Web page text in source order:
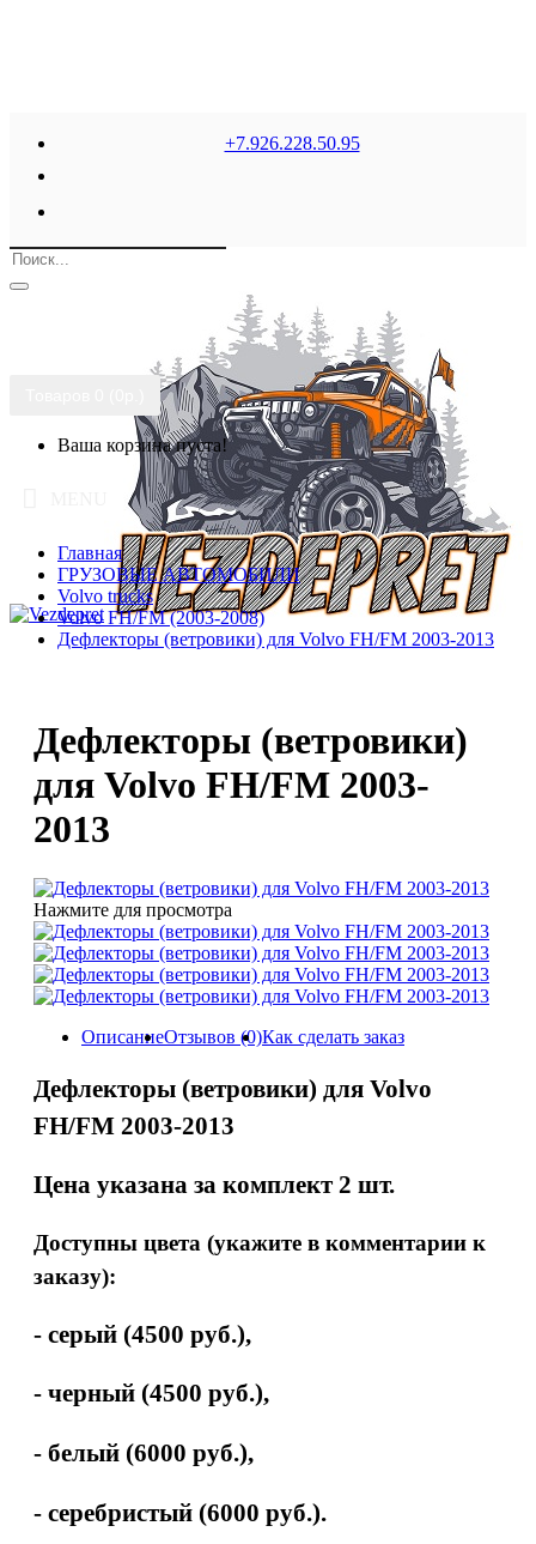
+7.926.228.50.95
Ваша корзина пуста!
Главная
ГРУЗОВЫЕ АВТОМОБИЛИ
Volvo trucks
Volvo FH/FM (2003-2008)
Дефлекторы (ветровики) для Volvo FH/FM 2003-2013
Дефлекторы (ветровики)
для Volvo FH/FM 2003-
2013
Нажмите для просмотра
ОписаниеОтзывов (0)Как сделать заказ
Дефлекторы (ветровики) для Volvo
FH/FM 2003-2013
Цена указана за комплект 2 шт.
Доступны цвета (укажите в комментарии к
заказу):
- серый (4500 руб.),
- черный (4500 руб.),
- белый (6000 руб.),
- серебристый (6000 руб.).